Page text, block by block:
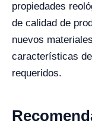
propiedades
de calidad de
nuevos
características
requeridos.